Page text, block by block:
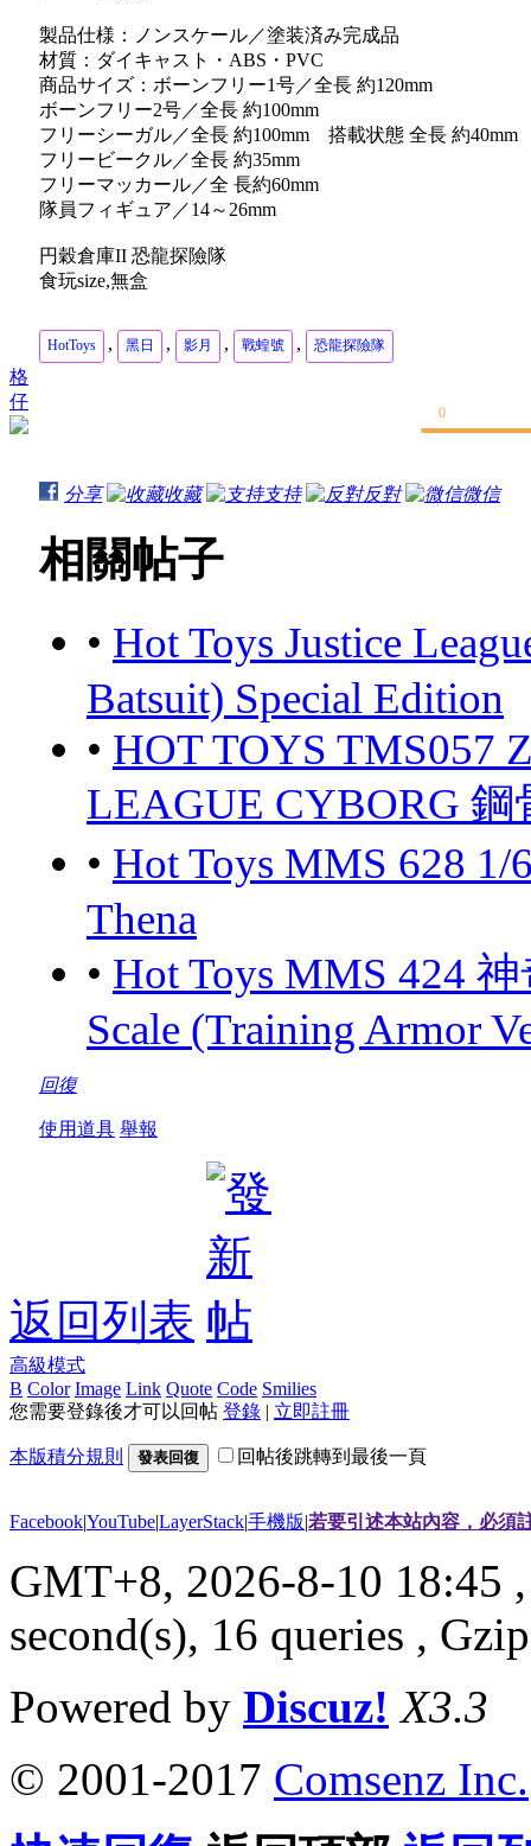
格
仔
製品仕様：ノンスケール／塗装済み完成品
材質：ダイキャスト・ABS・PVC
商品サイズ：ボーンフリー1号／全長 約120mm
ボーンフリー2号／全長 約100mm
フリーシーガル／全長 約100mm 搭載状態 全長 約40mm
フリービークル／全長 約35mm
フリーマッカール／全 長約60mm
隊員フィギュア／14～26mm
円穀倉庫II 恐龍探險隊
食玩size,無盒
HotToys , 黑日 , 影月 , 戰蝗號 , 恐龍探險隊
0
分享 收藏 支持 反對 微信
相關帖子
• Hot Toys Justice
Batsuit) Special Edition
• HOT TOYS TMS057
LEAGUE CYBORG
• Hot Toys MMS 628 1/
Thena
• Hot Toys MMS 424
Scale (Training Armor
回復
使用道具 舉報
返回列表
高級模式
B Color Image Link Quote Code Smilies
您需要登錄後才可以回帖 登錄 | 立即註冊
本版積分規則 發表回復 回帖後跳轉到最後一頁
Facebook|YouTube|LayerStack|手機版|若要引述本站內容，必須
GMT+8, 2026-8-10 18:45
second(s), 16 queries ,
Powered by Discuz! X3.3
© 2001-2017 Comsenz Inc.